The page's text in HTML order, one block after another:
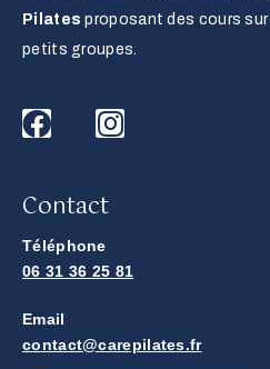
Pilates proposant des cours sur
petits groupes.
Contact
Téléphone
06 31 36 25 81
Email
contact@carepilates.fr